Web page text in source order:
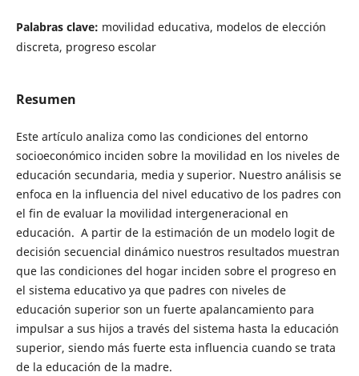
Palabras clave: movilidad educativa, modelos de elección
discreta, progreso escolar
Resumen
Este artículo analiza como las condiciones del entorno
socioeconómico inciden sobre la movilidad en los niveles de
educación secundaria, media y superior. Nuestro análisis se
enfoca en la influencia del nivel educativo de los padres con
el fin de evaluar la movilidad intergeneracional en
educación. A partir de la estimación de un modelo logit de
decisión secuencial dinámico nuestros resultados muestran
que las condiciones del hogar inciden sobre el progreso en
el sistema educativo ya que padres con niveles de
educación superior son un fuerte apalancamiento para
impulsar a sus hijos a través del sistema hasta la educación
superior, siendo más fuerte esta influencia cuando se trata
de la educación de la madre.